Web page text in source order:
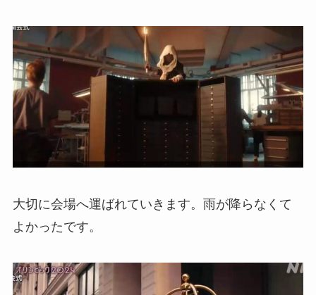
大切に会場へ運ばれていきます。雨が降らなくて
よかったです。